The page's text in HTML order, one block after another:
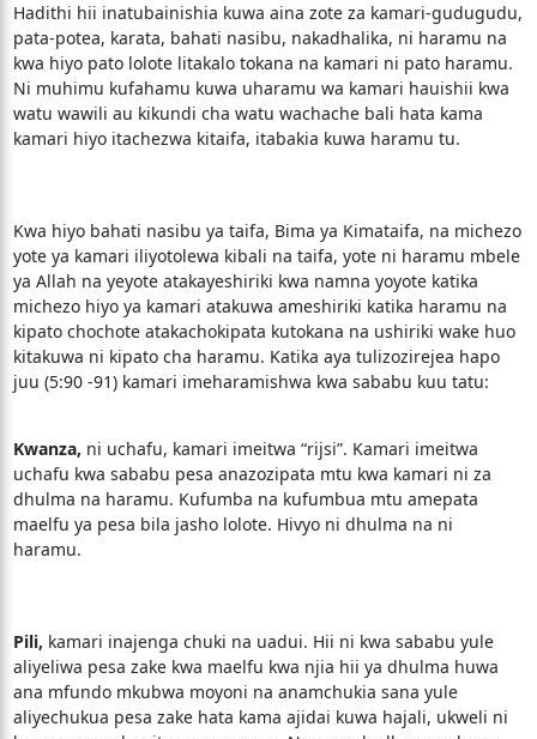
Hadithi hii inatubainishia kuwa aina zote za kamari-gudugudu,
pata-potea, karata, bahati nasibu, nakadhalika, ni haramu na
kwa hiyo pato lolote litakalo tokana na kamari ni pato haramu.
Ni muhimu kufahamu kuwa uharamu wa kamari hauishii kwa
watu wawili au kikundi cha watu wachache bali hata kama
kamari hiyo itachezwa kitaifa, itabakia kuwa haramu tu.
Kwa hiyo bahati nasibu ya taifa, Bima ya Kimataifa, na michezo
yote ya kamari iliyotolewa kibali na taifa, yote ni haramu mbele
ya Allah na yeyote atakayeshiriki kwa namna yoyote katika
michezo hiyo ya kamari atakuwa ameshiriki katika haramu na
kipato chochote atakachokipata kutokana na ushiriki wake huo
kitakuwa ni kipato cha haramu. Katika aya tulizozirejea hapo
juu (5:90 -91) kamari imeharamishwa kwa sababu kuu tatu:
Kwanza, ni uchafu, kamari imeitwa “rijsi”. Kamari imeitwa
uchafu kwa sababu pesa anazozipata mtu kwa kamari ni za
dhulma na haramu. Kufumba na kufumbua mtu amepata
maelfu ya pesa bila jasho lolote. Hivyo ni dhulma na ni
haramu.
Pili, kamari inajenga chuki na uadui. Hii ni kwa sababu yule
aliyeliwa pesa zake kwa maelfu kwa njia hii ya dhulma huwa
ana mfundo mkubwa moyoni na anamchukia sana yule
aliyechukua pesa zake hata kama ajidai kuwa hajali, ukweli ni